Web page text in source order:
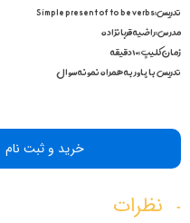
تدریس:Simple present of to be verbs
مدرس:راضیه قربانزاده
زمان کلیپ:۱۰دقیقه
تدریس با پاور به همراه نمونه سوال
خرید و ثبت نام
نظرات